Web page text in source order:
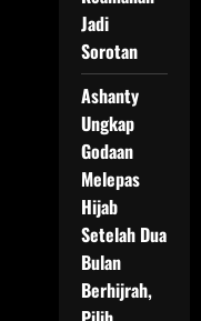
Jadi
Sorotan
Ashanty
Ungkap
Godaan
Melepas
Hijab
Setelah Dua
Bulan
Berhijrah,